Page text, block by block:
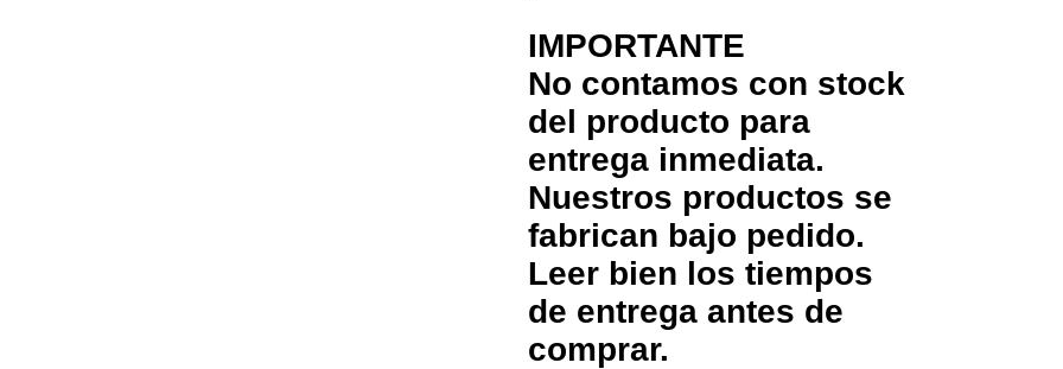
IMPORTANTE
No contamos con stock
del producto para
entrega inmediata.
Nuestros productos se
fabrican bajo pedido.
Leer bien los tiempos
de entrega antes de
comprar.